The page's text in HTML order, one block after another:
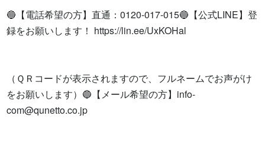
🔵【電話希望の方】直通：0120-017-015🔵【公式LINE】登
録をお願いします！ https://lin.ee/UxKOHal
（ＱＲコードが表示されますので、フルネームでお声がけ
をお願いします）🔵【メール希望の方】 info-
com@qunetto.co.jp